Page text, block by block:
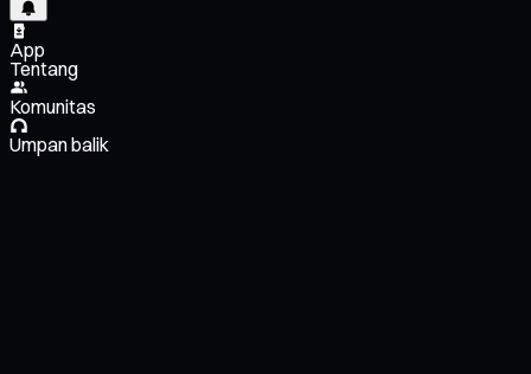
App
Tentang
Komunitas
Umpan balik